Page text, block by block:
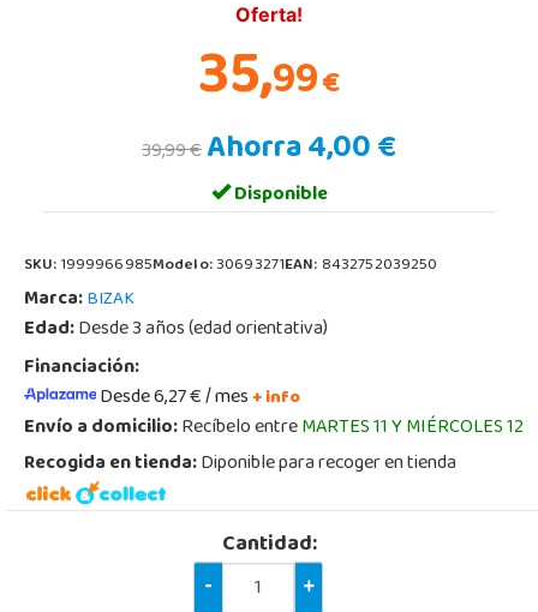
Oferta!
35,99€
39,99 €Ahorra 4,00 €
Disponible
SKU:1999966985Modelo:30693271EAN:8432752039250
Marca:BIZAK
Edad:Desde 3 años (edad orientativa)
Financiación:
Desde 6,27 € / mes+ info
Envío a domicilio:Recíbelo entreMARTES 11 Y MIÉRCOLES 12
Recogida en tienda:Diponible para recoger en tienda
Cantidad:
-
+